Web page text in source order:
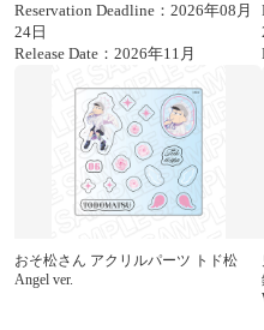
Reservation Deadline：2026年08月
24日
Release Date：2026年11月
おそ松さん アクリルパーツ トド松
Angel ver.